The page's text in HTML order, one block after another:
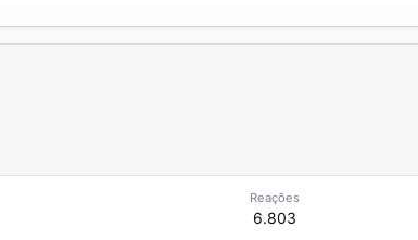
Reações
6.803